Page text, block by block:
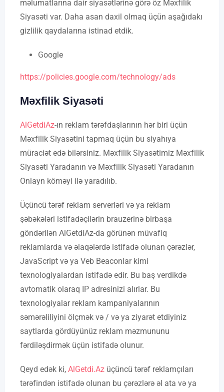
məlumatlarına dair siyasətlərinə görə öz Məxfilik
Siyasəti var. Daha asan daxil olmaq üçün aşağıdakı
gizlilik qaydalarına istinad etdik.
Google
https://policies.google.com/technology/ads
Məxfilik Siyasəti
AlGetdiAz-ın reklam tərəfdaşlarının hər biri üçün
Məxfilik Siyasətini tapmaq üçün bu siyahıya
müraciət edə bilərsiniz. Məxfilik Siyasətimiz Məxfilik
Siyasəti Yaradanın və Məxfilik Siyasəti Yaradanın
Onlayn köməyi ilə yaradılıb.
Üçüncü tərəf reklam serverləri və ya reklam
şəbəkələri istifadəçilərin brauzerinə birbaşa
göndərilən AlGetdiAz-da görünən müvafiq
reklamlarda və əlaqələrdə istifadə olunan çərəzlər,
JavaScript və ya Veb Beaconlar kimi
texnologiyalardan istifadə edir. Bu baş verdikdə
avtomatik olaraq IP adresinizi alırlar. Bu
texnologiyalar reklam kampaniyalarının
səmərəliliyini ölçmək və / və ya ziyarət etdiyiniz
saytlarda gördüyünüz reklam məzmununu
fərdiləşdirmək üçün istifadə olunur.
Qeyd edək ki, AlGetdi.Az üçüncü tərəf reklamçıları
tərəfindən istifadə olunan bu çərəzlərə əl ata və ya